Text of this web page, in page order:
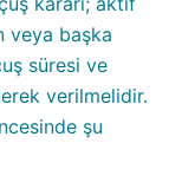
veya başka
süresi ve
verilmelidir.
şu